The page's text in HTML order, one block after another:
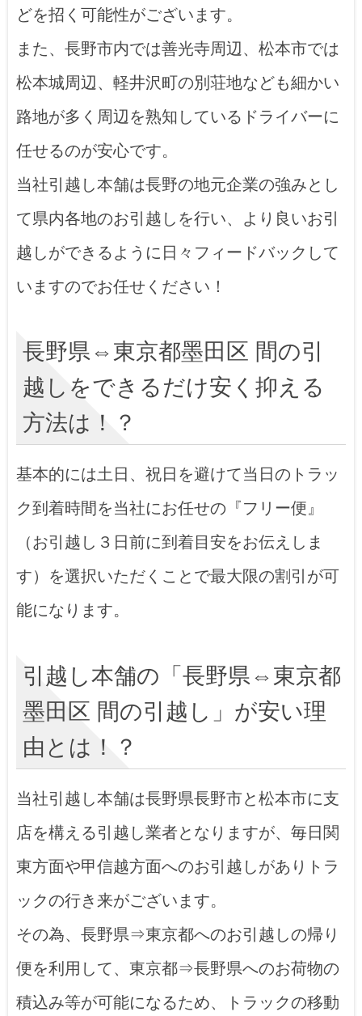
どを招く可能性がございます。
また、長野市内では善光寺周辺、松本市では
松本城周辺、軽井沢町の別荘地なども細かい
路地が多く周辺を熟知しているドライバーに
任せるのが安心です。
当社引越し本舗は長野の地元企業の強みとし
て県内各地のお引越しを行い、より良いお引
越しができるように日々フィードバックして
いますのでお任せください！
長野県⇔東京都墨田区 間の引
越しをできるだけ安く抑える
方法は！？
基本的には土日、祝日を避けて当日のトラッ
ク到着時間を当社にお任せの『フリー便』
（お引越し３日前に到着目安をお伝えしま
す）を選択いただくことで最大限の割引が可
能になります。
引越し本舗の「長野県⇔東京都
墨田区 間の引越し」が安い理
由とは！？
当社引越し本舗は長野県長野市と松本市に支
店を構える引越し業者となりますが、毎日関
東方面や甲信越方面へのお引越しがありトラ
ックの行き来がございます。
その為、長野県⇒東京都へのお引越しの帰り
便を利用して、東京都⇒長野県へのお荷物の
積込み等が可能になるため、トラックの移動